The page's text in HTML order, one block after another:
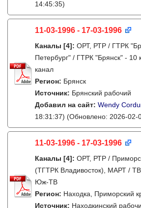
14:45:35)
11-03-1996 - 17-03-1996
Каналы [4]: ОРТ, РТР / ГТРК
Петербург" / ГТРК "Брянск" - 10
канал
Регион: Брянск
Источник: Брянский рабочий
Добавил на сайт: Wendy
18:31:37) (Обновлено: 2026-02-
11-03-1996 - 17-03-1996
Каналы [4]: ОРТ, РТР /
(ТГТРК Владивосток), МАРТ /
Юж-ТВ
Регион: Находка, Приморский
Источник: Находкинский